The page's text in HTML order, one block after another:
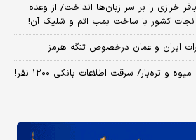
خرازی را بر سر زبان‌ها انداخت/ از وعده
ایران و عمان درخصوص تنگه هرمز
و تره‌بار/ سرقت اطلاعات بانکی ۱۲۰۰ نفر!